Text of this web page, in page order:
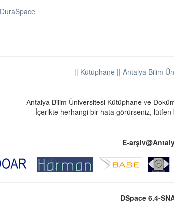
DuraSpace
|| Kütüphane || Antalya Bilim
Antalya Bilim Üniversitesi Kütüphane ve
İçerikte herhangi bir hata görürseniz, lütfen
E-
DSpace 6.4-